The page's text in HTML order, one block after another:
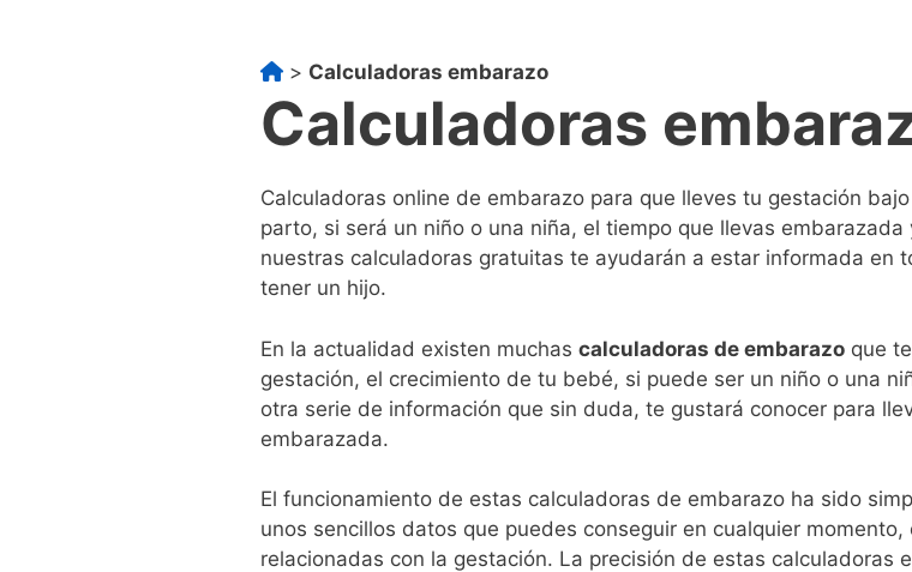
> Calculadoras embarazo
Calculadoras
Calculadoras online de embarazo para que lleves tu gestación
parto, si será un niño o una niña, el tiempo que llevas
nuestras calculadoras gratuitas te ayudarán a estar informada en
tener un hijo.
En la actualidad existen muchas calculadoras de embarazo que
gestación, el crecimiento de tu bebé, si puede ser un niño o una
otra serie de información que sin duda, te gustará conocer para
embarazada.
El funcionamiento de estas calculadoras de embarazo ha sido
unos sencillos datos que puedes conseguir en cualquier momento,
relacionadas con la gestación. La precisión de estas calculadoras